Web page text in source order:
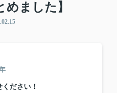
ました】
ださい！